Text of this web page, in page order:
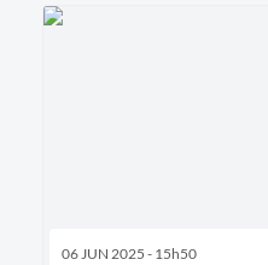
06 JUN 2025 - 15h50